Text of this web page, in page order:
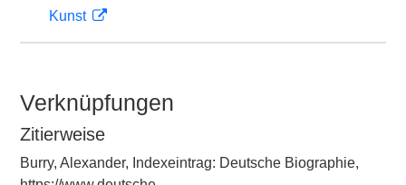
Kunst
Verknüpfungen
Zitierweise
Burry, Alexander, Indexeintrag: Deutsche Biographie,